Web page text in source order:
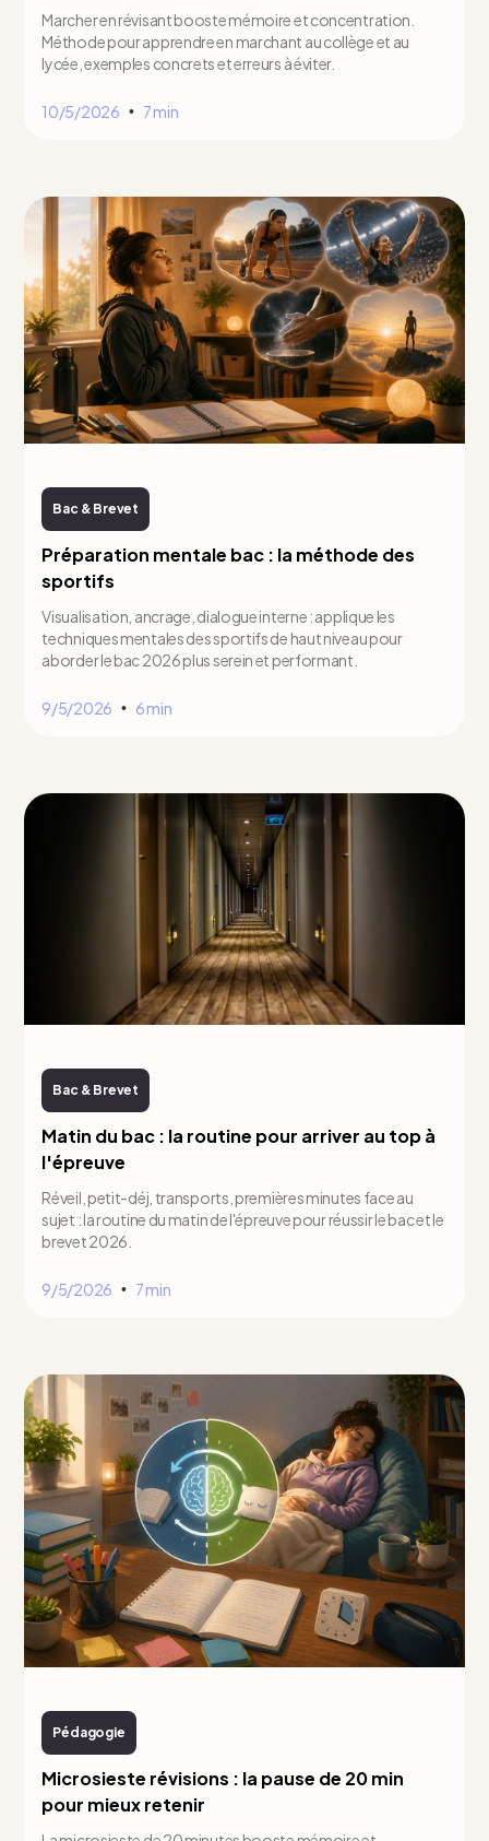
Marcher en révisant booste mémoire et concentration.
Méthode pour apprendre en marchant au collège et au
lycée, exemples concrets et erreurs à éviter.
10/5/2026 • 7 min
Bac & Brevet
Préparation mentale bac : la méthode des
sportifs
Visualisation, ancrage, dialogue interne : applique les
techniques mentales des sportifs de haut niveau pour
aborder le bac 2026 plus serein et performant.
9/5/2026 • 6 min
Bac & Brevet
Matin du bac : la routine pour arriver au top à
l'épreuve
Réveil, petit-déj, transports, premières minutes face au
sujet : la routine du matin de l'épreuve pour réussir le bac et le
brevet 2026.
9/5/2026 • 7 min
Pédagogie
Microsieste révisions : la pause de 20 min
pour mieux retenir